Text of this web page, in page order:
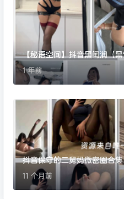
【秘语空间】抖音黑闰润（
1 年前
抖音保守的二舅妈微密圈合集
11 个月前